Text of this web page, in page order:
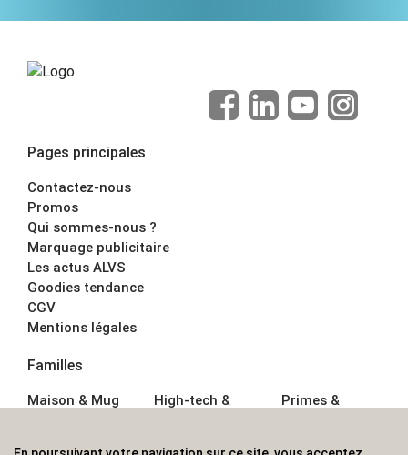
Pages principales
Contactez-nous
Promos
Qui sommes-nous ?
Marquage publicitaire
Les actus ALVS
Goodies tendance
CGV
Mentions légales
Familles
Maison & Mug
High-tech &
Primes &